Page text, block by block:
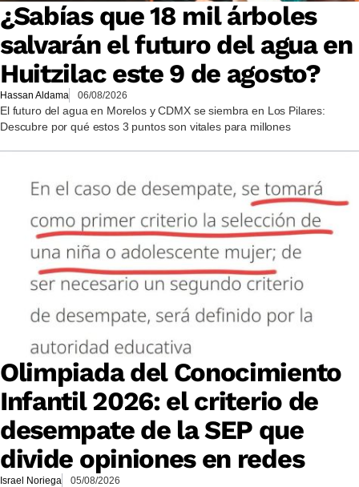
¿Sabías que 18 mil árboles
salvarán el futuro del agua en
Huitzilac este 9 de agosto?
Hassan Aldama 06/08/2026
El futuro del agua en Morelos y CDMX se siembra en Los Pilares:
Descubre por qué estos 3 puntos son vitales para millones
Olimpiada del Conocimiento
Infantil 2026: el criterio de
desempate de la SEP que
divide opiniones en redes
Israel Noriega 05/08/2026